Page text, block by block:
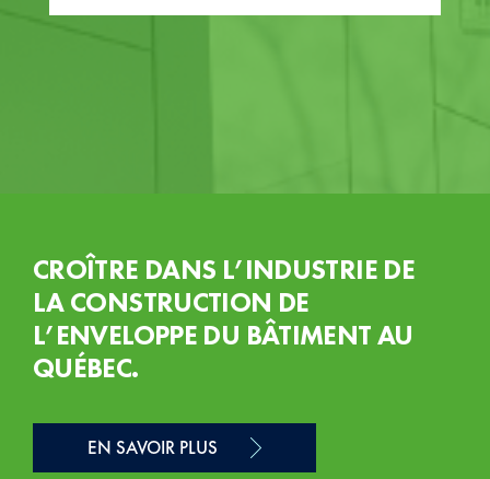
CROÎTRE DANS L’INDUSTRIE DE
LA CONSTRUCTION DE
L’ENVELOPPE DU BÂTIMENT AU
QUÉBEC.
EN SAVOIR PLUS